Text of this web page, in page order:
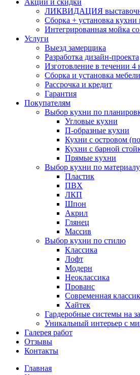
Акции и скидки
ЛИКВИДАЦИЯ
Сборка + установка кухни
Интегрированная мойка
Услуги
Выезд замерщика
Разработка дизайн-проекта
Изготовление в течении 4
Сборка и установка мебели
Рассрочка и кредит
Гарантия
Покупателям
Выбор кухни по
Угловые кухни
П-образные кухни
Кухни с островом
Кухни с барной
Прямые кухни
Выбор кухни по материалу
Пластик
ПВХ
ЛКП
Шпон
Акрил
Глянец
Массив
Выбор кухни по стилю
Классика
Лофт
Модерн
Неоклассика
Прованс
Современная
Хайтек
Гардеробные системы на
Уникальный интерьер с
Галерея работ
Отзывы
Контакты
Главная